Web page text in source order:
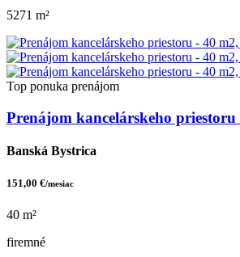
5271 m²
Top ponuka prenájom
Prenájom kancelárskeho
Banská Bystrica
151,00 €/mesiac
40 m²
firemné